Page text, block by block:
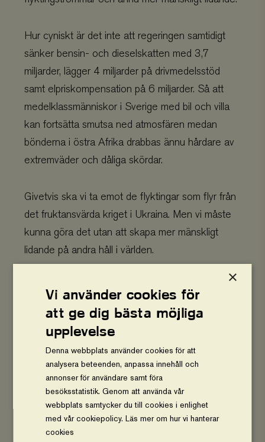
Hur cyniskt är det inte att regeringen samtidigt
sänker bensin- och dieselskatten med 3,7
miljarder, lägger 4 miljarder på drivmedelsstöd
samt elpriskompensation på 6 miljarder. Så att
medelklassmänniskor i Sverige med bil och villa
kan fortsätta smutsa ned atmosfären medan
bönderna i östra Afrika drabbas ännu hårdare av
extremväder och dåliga skördar.
Givetvis ska vi ta emot de flyktingar som flyr från
det fruktansvärda kriget i Ukraina. Men vi måste
kunna göra det utan att skapa mer mänskligt
lidande på andra håll i världen.
Jag brukar gå från våra styrelsemöten stärkt. Vi
oss och det finns stor kompetens i
organisationen. Den här gången räcker inte det.
Utan pengar kan vi inte trolla fram verksamhet. Vi
får ovärderliga gåvor från privatpersoner som
köper träd, vilket jag är varmt tacksam för, men
just det Sida-projekt som vi driver i östra Afrika är
beroende av pengar från svenska staten.
×
Vi använder cookies för
att ge dig bästa möjliga
upplevelse
Denna webbplats använder cookies för att
analysera beteenden, anpassa innehåll och
annonser för användare samt föra
besöksstatistik. Genom att använda vår
webbplats samtycker du till cookies i enlighet
med vår cookiepolicy.Läs mer om hur vi hanterar
cookies